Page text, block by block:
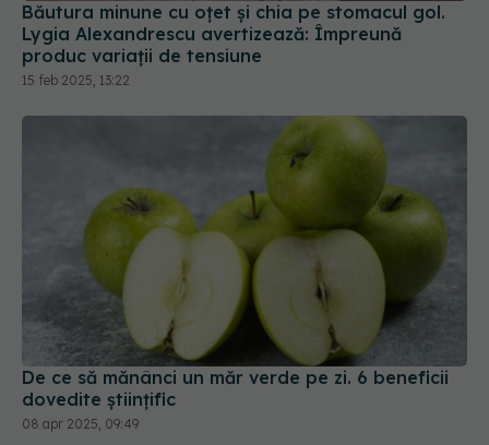
Băutura minune cu oțet și chia pe stomacul gol.
Lygia Alexandrescu avertizează: Împreună
produc variații de tensiune
15 feb 2025, 13:22
De ce să mănânci un măr verde pe zi. 6 beneficii
dovedite științific
08 apr 2025, 09:49